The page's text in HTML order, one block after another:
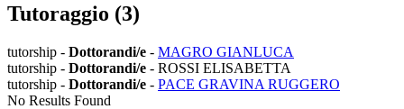
Tutoraggio (3)
tutorship - Dottorandi/e - MAGRO GIANLUCA
tutorship - Dottorandi/e - ROSSI ELISABETTA
tutorship - Dottorandi/e - PACE GRAVINA RUGGERO
No Results Found